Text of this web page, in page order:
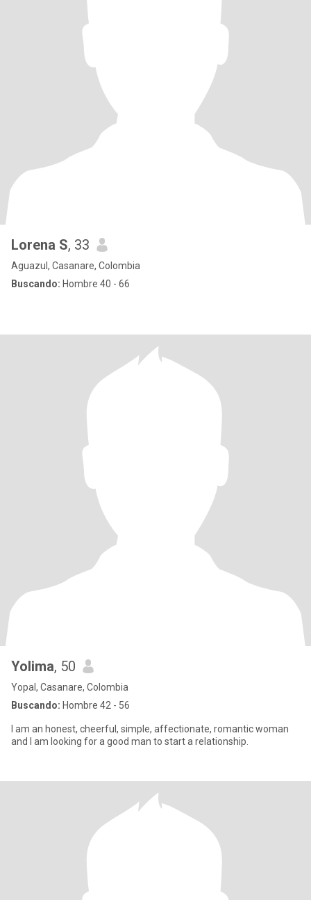
Lorena S, 33
Aguazul, Casanare, Colombia
Buscando: Hombre 40 - 66
Yolima, 50
Yopal, Casanare, Colombia
Buscando: Hombre 42 - 56
I am an honest, cheerful, simple, affectionate, romantic woman
and I am looking for a good man to start a relationship.